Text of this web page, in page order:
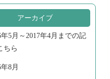
アーカイブ
年5月～2017年4月までの記
ちら
8月